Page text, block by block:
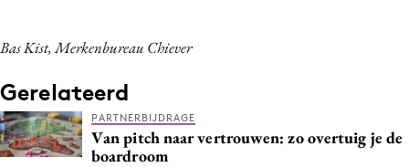
Bas Kist, Merkenbureau Chiever
Gerelateerd
PARTNERBIJDRAGE
Van pitch naar vertrouwen: zo overtuig je de
boardroom